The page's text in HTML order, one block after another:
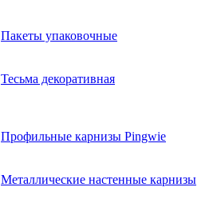
Пакеты упаковочные
Тесьма декоративная
Профильные карнизы Pingwie
Металлические настенные карнизы